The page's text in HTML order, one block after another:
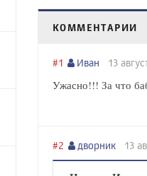
КОММЕНТАРИИ
#1 Иван 13
Ужасно!!! За что
#2 дворник 13